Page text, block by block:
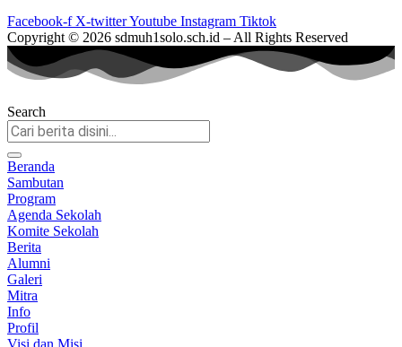
Facebook-f X-twitterYoutube Instagram Tiktok
Copyright © 2026 sdmuh1solo.sch.id – All Rights Reserved
Search
Beranda
Sambutan
Program
Agenda Sekolah
Komite Sekolah
Berita
Alumni
Galeri
Mitra
Info
Profil